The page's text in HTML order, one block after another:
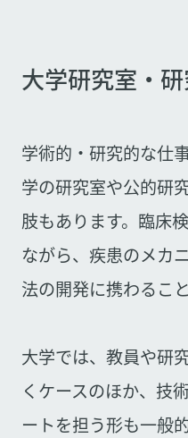
大学研究室・
学術的・研究的な仕
学の研究室や公的研
肢もあります。臨床
ながら、疾患のメカ
法の開発に携わるこ
大学では、教員や研
くケースのほか、技
ートを担う形も一般